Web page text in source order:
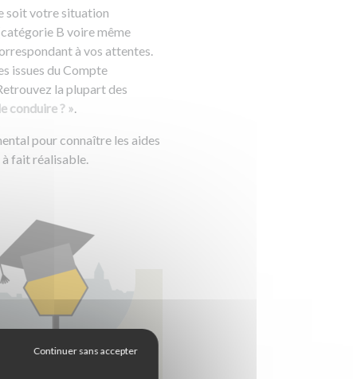
soit votre situation
B voire même
à vos attentes.
issues du Compte
la plupart des
conduire ? ».
pour connaître les aides
à fait réalisable.